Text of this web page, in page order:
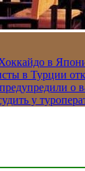
в
в Турции
о
у